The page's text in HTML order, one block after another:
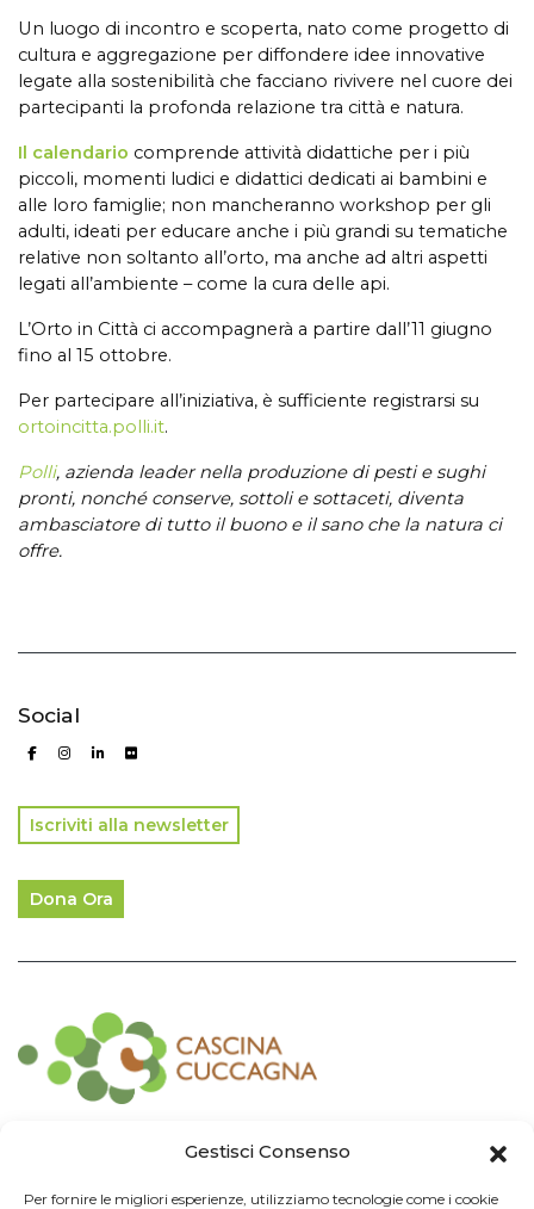
Gestisci Consenso
Per fornire le migliori esperienze, utilizziamo tecnologie come i cookie
Un luogo di incontro e scoperta, nato come progetto di
cultura e aggregazione per diffondere idee innovative
legate alla sostenibilità che facciano rivivere nel cuore dei
partecipanti la profonda relazione tra città e natura.
Il calendario comprende attività didattiche per i più
piccoli, momenti ludici e didattici dedicati ai bambini e
alle loro famiglie; non mancheranno workshop per gli
adulti, ideati per educare anche i più grandi su tematiche
relative non soltanto all’orto, ma anche ad altri aspetti
legati all’ambiente – come la cura delle api.
L’Orto in Città ci accompagnerà a partire dall’11 giugno
fino al 15 ottobre.
Per partecipare all’iniziativa, è sufficiente registrarsi su
ortoincitta.polli.it.
Polli, azienda leader nella produzione di pesti e sughi
pronti, nonché conserve, sottoli e sottaceti, diventa
ambasciatore di tutto il buono e il sano che la natura ci
offre.
Social
Iscriviti alla newsletter
Dona Ora
Impresa Sociale